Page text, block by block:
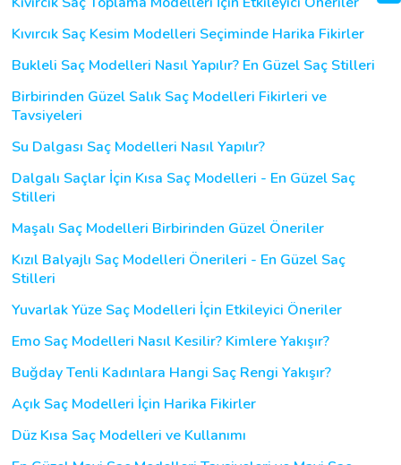
Kıvırcık Saç Kesim Modelleri Seçiminde Harika Fikirler
Bukleli Saç Modelleri Nasıl Yapılır? En Güzel Saç Stilleri
Birbirinden Güzel Salık Saç Modelleri Fikirleri ve
Tavsiyeleri
Su Dalgası Saç Modelleri Nasıl Yapılır?
Dalgalı Saçlar İçin Kısa Saç Modelleri - En Güzel Saç
Stilleri
Maşalı Saç Modelleri Birbirinden Güzel Öneriler
Kızıl Balyajlı Saç Modelleri Önerileri - En Güzel Saç
Stilleri
Yuvarlak Yüze Saç Modelleri İçin Etkileyici Öneriler
Emo Saç Modelleri Nasıl Kesilir? Kimlere Yakışır?
Buğday Tenli Kadınlara Hangi Saç Rengi Yakışır?
Açık Saç Modelleri İçin Harika Fikirler
Düz Kısa Saç Modelleri ve Kullanımı